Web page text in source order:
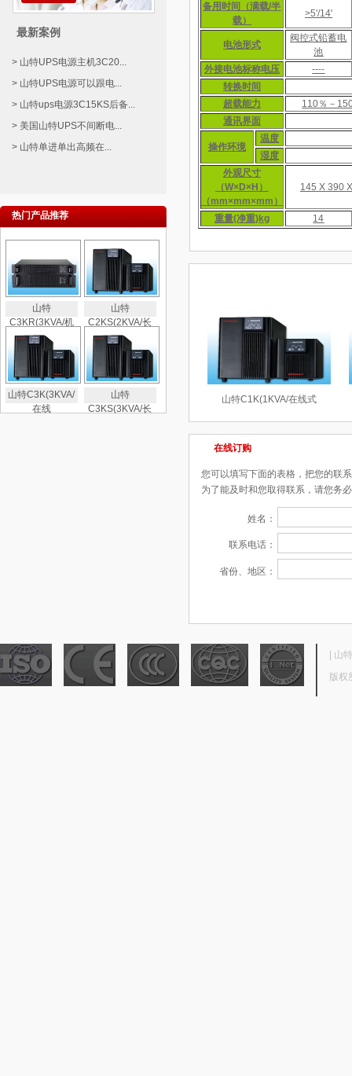
最新案例
> 山特UPS电源主机3C20...
> 山特UPS电源可以跟电...
> 山特ups电源3C15KS后备...
> 美国山特UPS不间断电...
> 山特单进单出高频在...
热门产品推荐
山特
C3KR(3KVA/机
山特
C2KS(2KVA/长
山特C3K(3KVA/
在线
山特
C3KS(3KVA/长
备用时间（满载/半
载）
>5'/14'
电池形式
阀控式铅蓄电
池
外接电池标称电压
----
转换时间
超载能力
110％－
通讯界面
操作环境
温度
湿度
外观尺寸
（W×D×H）
（mm×mm×mm）
145 X 390
重量(净重)kg 14
山特C1K(1KVA/在线式
在线订购
您可以填写下面的表格，把您的联
为了能及时和您取得联系，请您务
姓名：
联系电话：
省份、地区：
山
版权